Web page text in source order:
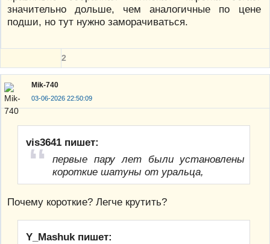
значительно дольше, чем аналогичные по цене
подши, но тут нужно заморачиваться.
2
Mik-740
03-06-2026 22:50:09
vis3641 пишет:
первые пару лет были установлены
короткие шатуны от уральца,
Почему короткие? Легче крутить?
Y_Mashuk пишет: